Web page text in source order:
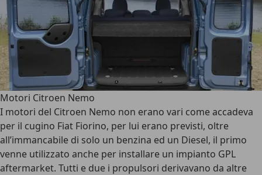
Motori Citroen Nemo
I motori del Citroen Nemo non erano vari come accadeva
per il cugino Fiat Fiorino, per lui erano previsti, oltre
all’immancabile di solo un benzina ed un Diesel, il primo
venne utilizzato anche per installare un impianto GPL
aftermarket. Tutti e due i propulsori derivavano da altre